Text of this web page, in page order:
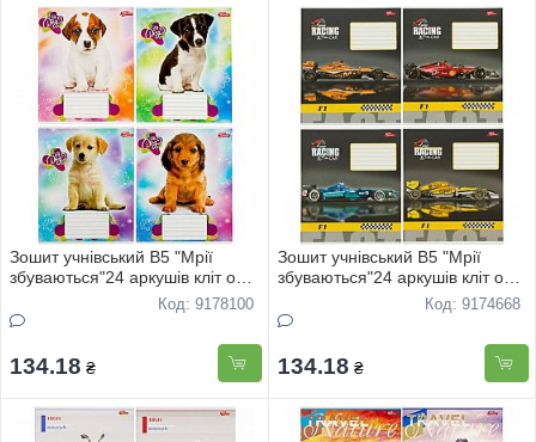
Зошит учнівський В5 "Мрії
збуваються"24 аркушів кліт офс
"Песики" 3601 16штКод: 9178100
134.18 ₴
Зошит учнівський В5 "Мрії
збуваються"24 аркушів кліт офс
Код: 9174668
134.18 ₴